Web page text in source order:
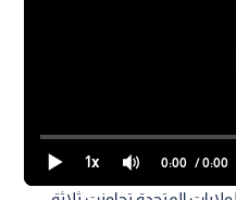
1x 0:00 / 0:00